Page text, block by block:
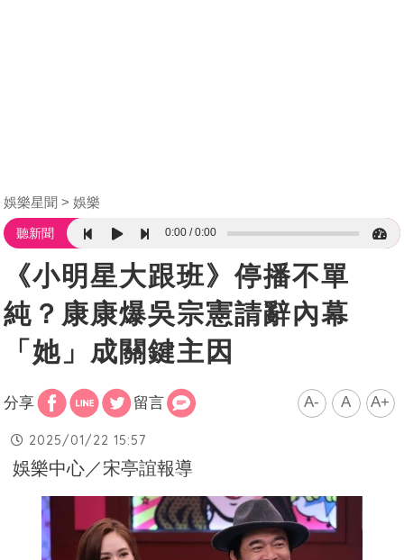
娛樂星聞 娛樂
聽新聞 0:00 0:00
《小明星大跟班》停播不單
純？康康爆吳宗憲請辭內幕
「她」成關鍵主因
分享 留言 A- A A+
2025/01/22 15:57
娛樂中心／宋亭誼報導